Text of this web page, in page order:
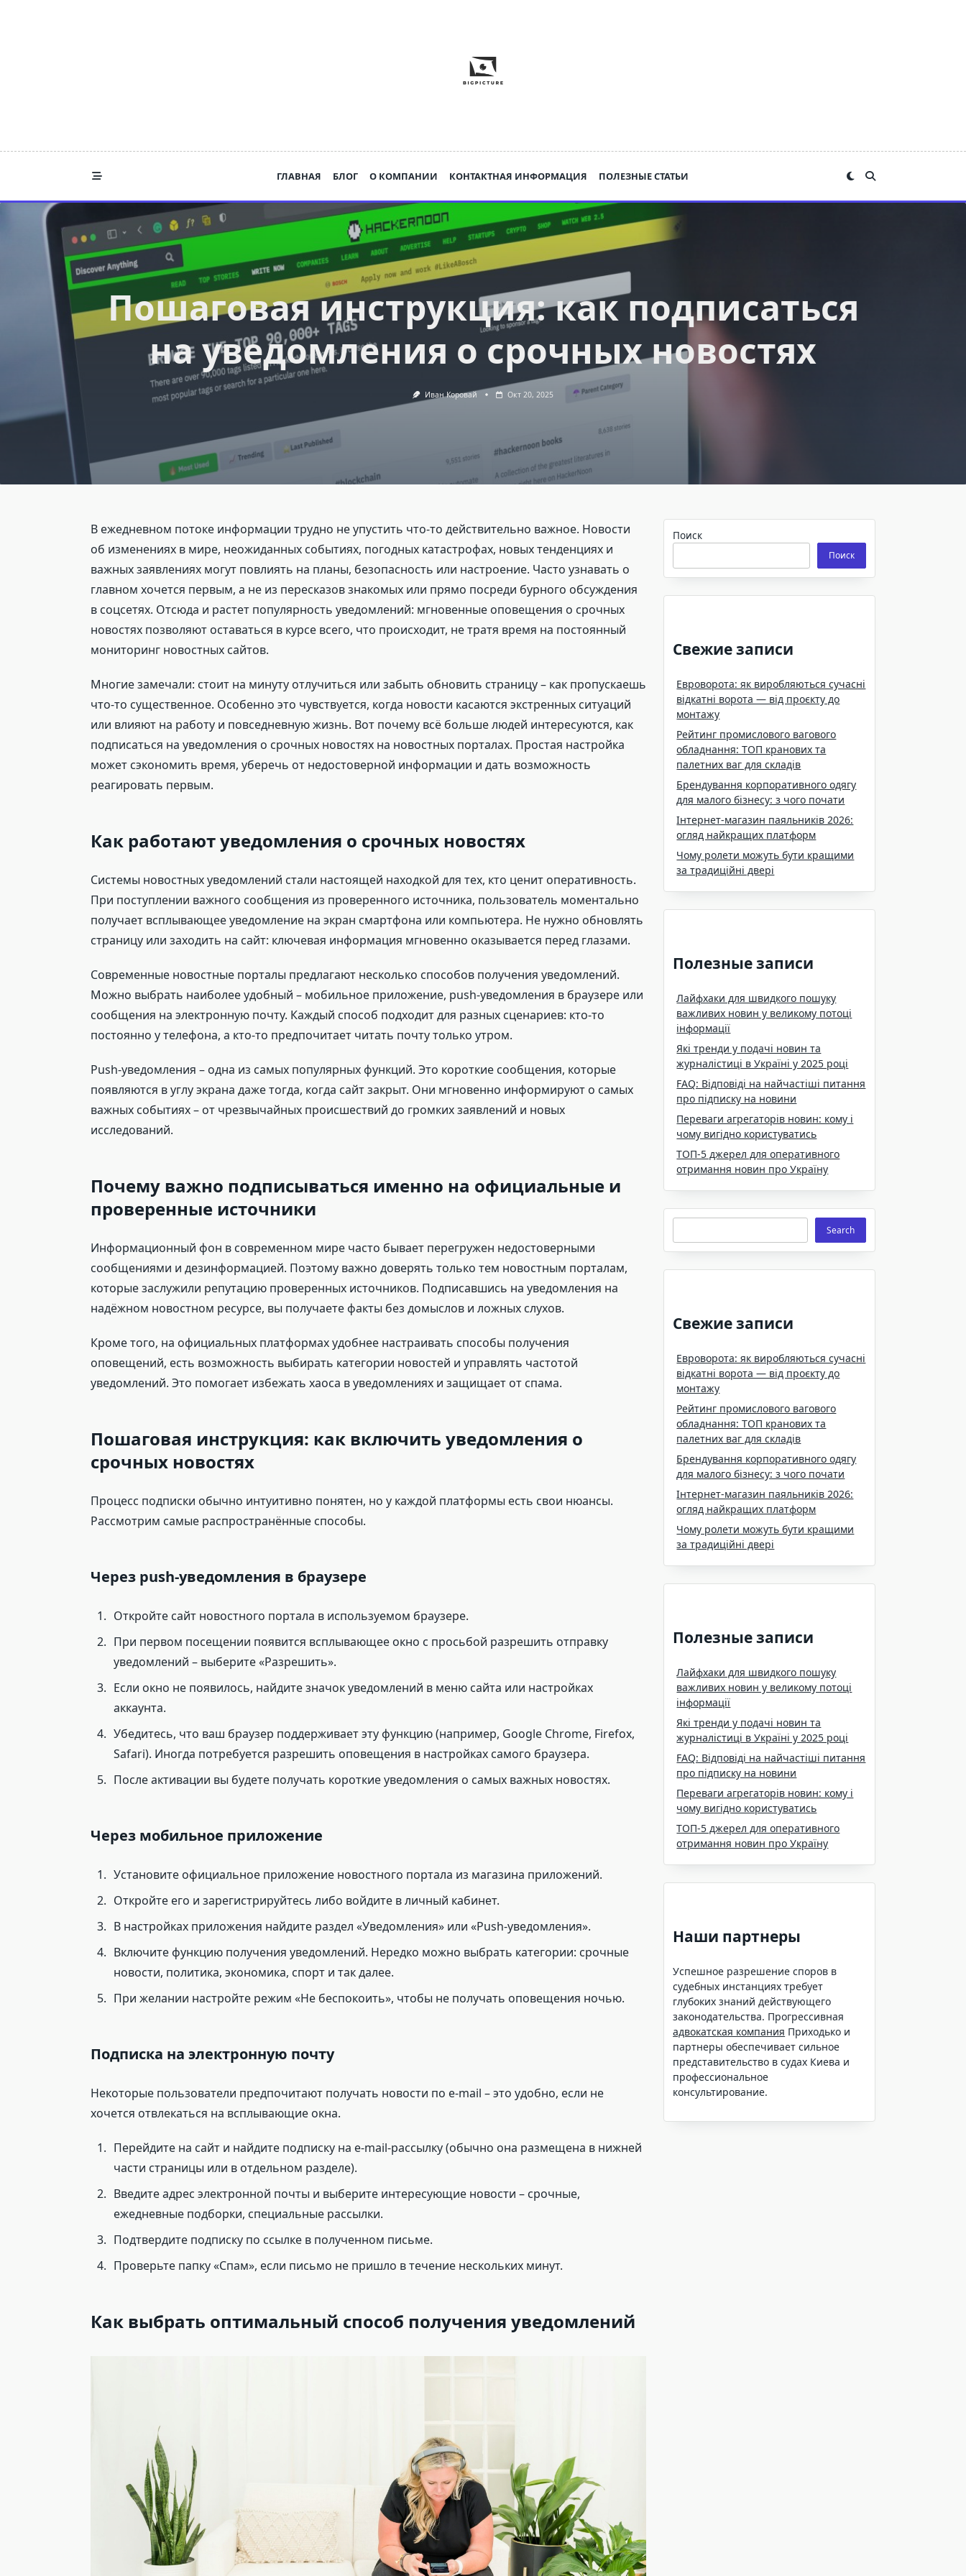
ГЛАВНАЯ БЛОГ О КОМПАНИИ КОНТАКТНАЯ ИНФОРМАЦИЯ ПОЛЕЗНЫЕ СТАТЬИ
Пошаговая инструкция: как подписаться
на уведомления о срочных новостях
Иван Коровай Окт 20, 2025
В ежедневном потоке информации трудно не упустить что-то действительно важное. Новости
об изменениях в мире, неожиданных событиях, погодных катастрофах, новых тенденциях и
важных заявлениях могут повлиять на планы, безопасность или настроение. Часто узнавать о
главном хочется первым, а не из пересказов знакомых или прямо посреди бурного обсуждения
в соцсетях. Отсюда и растет популярность уведомлений: мгновенные оповещения о срочных
новостях позволяют оставаться в курсе всего, что происходит, не тратя время на постоянный
мониторинг новостных сайтов.
Многие замечали: стоит на минуту отлучиться или забыть обновить страницу – как пропускаешь
что-то существенное. Особенно это чувствуется, когда новости касаются экстренных ситуаций
или влияют на работу и повседневную жизнь. Вот почему всё больше людей интересуются, как
подписаться на уведомления о срочных новостях на новостных порталах. Простая настройка
может сэкономить время, уберечь от недостоверной информации и дать возможность
реагировать первым.
Как работают уведомления о срочных новостях
Системы новостных уведомлений стали настоящей находкой для тех, кто ценит оперативность.
При поступлении важного сообщения из проверенного источника, пользователь моментально
получает всплывающее уведомление на экран смартфона или компьютера. Не нужно обновлять
страницу или заходить на сайт: ключевая информация мгновенно оказывается перед глазами.
Современные новостные порталы предлагают несколько способов получения уведомлений.
Можно выбрать наиболее удобный – мобильное приложение, push-уведомления в браузере или
сообщения на электронную почту. Каждый способ подходит для разных сценариев: кто-то
постоянно у телефона, а кто-то предпочитает читать почту только утром.
Push-уведомления – одна из самых популярных функций. Это короткие сообщения, которые
появляются в углу экрана даже тогда, когда сайт закрыт. Они мгновенно информируют о самых
важных событиях – от чрезвычайных происшествий до громких заявлений и новых
исследований.
Почему важно подписываться именно на официальные и
проверенные источники
Информационный фон в современном мире часто бывает перегружен недостоверными
сообщениями и дезинформацией. Поэтому важно доверять только тем новостным порталам,
которые заслужили репутацию проверенных источников. Подписавшись на уведомления на
надёжном новостном ресурсе, вы получаете факты без домыслов и ложных слухов.
Кроме того, на официальных платформах удобнее настраивать способы получения
оповещений, есть возможность выбирать категории новостей и управлять частотой
уведомлений. Это помогает избежать хаоса в уведомлениях и защищает от спама.
Пошаговая инструкция: как включить уведомления о
срочных новостях
Процесс подписки обычно интуитивно понятен, но у каждой платформы есть свои нюансы.
Рассмотрим самые распространённые способы.
Через push-уведомления в браузере
Откройте сайт новостного портала в используемом браузере.
При первом посещении появится всплывающее окно с просьбой разрешить отправку
уведомлений – выберите «Разрешить».
Если окно не появилось, найдите значок уведомлений в меню сайта или настройках
аккаунта.
Убедитесь, что ваш браузер поддерживает эту функцию (например, Google Chrome, Firefox,
Safari). Иногда потребуется разрешить оповещения в настройках самого браузера.
После активации вы будете получать короткие уведомления о самых важных новостях.
Через мобильное приложение
Установите официальное приложение новостного портала из магазина приложений.
Откройте его и зарегистрируйтесь либо войдите в личный кабинет.
В настройках приложения найдите раздел «Уведомления» или «Push-уведомления».
Включите функцию получения уведомлений. Нередко можно выбрать категории: срочные
новости, политика, экономика, спорт и так далее.
При желании настройте режим «Не беспокоить», чтобы не получать оповещения ночью.
Подписка на электронную почту
Некоторые пользователи предпочитают получать новости по e-mail – это удобно, если не
хочется отвлекаться на всплывающие окна.
Перейдите на сайт и найдите подписку на e-mail-рассылку (обычно она размещена в нижней
части страницы или в отдельном разделе).
Введите адрес электронной почты и выберите интересующие новости – срочные,
ежедневные подборки, специальные рассылки.
Подтвердите подписку по ссылке в полученном письме.
Проверьте папку «Спам», если письмо не пришло в течение нескольких минут.
Как выбрать оптимальный способ получения уведомлений
Поиск
Поиск
Свежие записи
Евроворота: як виробляються сучасні
відкатні ворота — від проєкту до
монтажу
Рейтинг промислового вагового
обладнання: ТОП кранових та
палетних ваг для складів
Брендування корпоративного одягу
для малого бізнесу: з чого почати
Інтернет-магазин паяльників 2026:
огляд найкращих платформ
Чому ролети можуть бути кращими
за традиційні двері
Полезные записи
Лайфхаки для швидкого пошуку
важливих новин у великому потоці
інформації
Які тренди у подачі новин та
журналістиці в Україні у 2025 році
FAQ: Відповіді на найчастіші питання
про підписку на новини
Переваги агрегаторів новин: кому і
чому вигідно користуватись
ТОП-5 джерел для оперативного
отримання новин про Україну
Search Search
Свежие записи
Евроворота: як виробляються сучасні
відкатні ворота — від проєкту до
монтажу
Рейтинг промислового вагового
обладнання: ТОП кранових та
палетних ваг для складів
Брендування корпоративного одягу
для малого бізнесу: з чого почати
Інтернет-магазин паяльників 2026:
огляд найкращих платформ
Чому ролети можуть бути кращими
за традиційні двері
Полезные записи
Лайфхаки для швидкого пошуку
важливих новин у великому потоці
інформації
Які тренди у подачі новин та
журналістиці в Україні у 2025 році
FAQ: Відповіді на найчастіші питання
про підписку на новини
Переваги агрегаторів новин: кому і
чому вигідно користуватись
ТОП-5 джерел для оперативного
отримання новин про Україну
Наши партнеры
Успешное разрешение споров в
судебных инстанциях требует
глубоких знаний действующего
законодательства. Прогрессивная
адвокатская компания Приходько и
партнеры обеспечивает сильное
представительство в судах Киева и
профессиональное
консультирование.